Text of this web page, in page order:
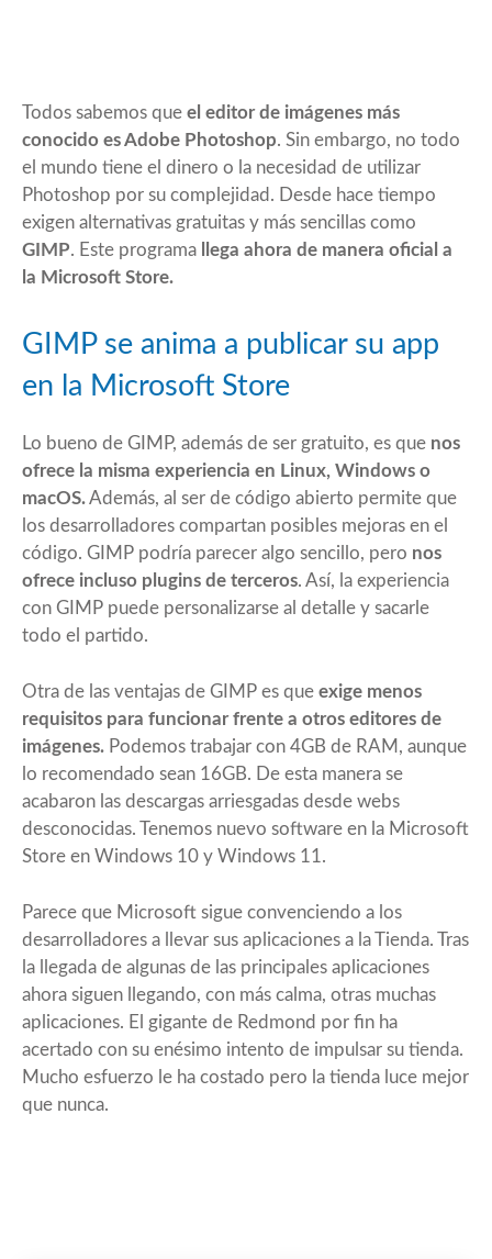
Todos sabemos que el editor de imágenes más
conocido es Adobe Photoshop. Sin embargo, no todo
el mundo tiene el dinero o la necesidad de utilizar
Photoshop por su complejidad. Desde hace tiempo
exigen alternativas gratuitas y más sencillas como
GIMP. Este programa llega ahora de manera oficial a
la Microsoft Store.
GIMP se anima a publicar su app
en la Microsoft Store
Lo bueno de GIMP, además de ser gratuito, es que nos
ofrece la misma experiencia en Linux, Windows o
macOS.Además, al ser de código abierto permite que
los desarrolladores compartan posibles mejoras en el
código. GIMP podría parecer algo sencillo, pero nos
ofrece incluso plugins de terceros. Así, la experiencia
con GIMP puede personalizarse al detalle y sacarle
todo el partido.
Otra de las ventajas de GIMP es que exige menos
requisitos para funcionar frente a otros editores de
imágenes. Podemos trabajar con 4GB de RAM, aunque
lo recomendado sean 16GB. De esta manera se
acabaron las descargas arriesgadas desde webs
desconocidas. Tenemos nuevo software en la Microsoft
Store en Windows 10 y Windows 11.
Parece que Microsoft sigue convenciendo a los
desarrolladores a llevar sus aplicaciones a la Tienda. Tras
la llegada de algunas de las principales aplicaciones
ahora siguen llegando, con más calma, otras muchas
aplicaciones. El gigante de Redmond por fin ha
acertado con su enésimo intento de impulsar su tienda.
Mucho esfuerzo le ha costado pero la tienda luce mejor
que nunca.